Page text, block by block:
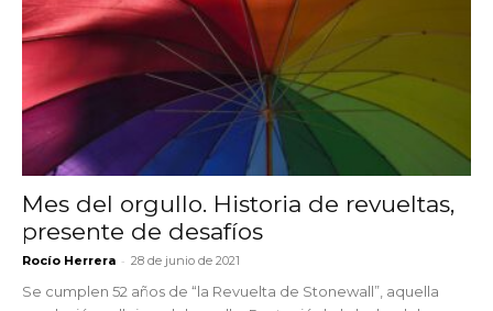
Mes del orgullo. Historia de revueltas,
presente de desafíos
Rocío Herrera - 28 de junio de 2021
Se cumplen 52 años de “la Revuelta de Stonewall”, aquella